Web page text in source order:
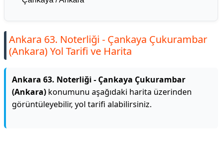
Ankara 63. Noterliği - Çankaya Çukurambar
(Ankara) Yol Tarifi ve Harita
Ankara 63. Noterliği - Çankaya Çukurambar
(Ankara) konumunu aşağıdaki harita üzerinden
görüntüleyebilir, yol tarifi alabilirsiniz.